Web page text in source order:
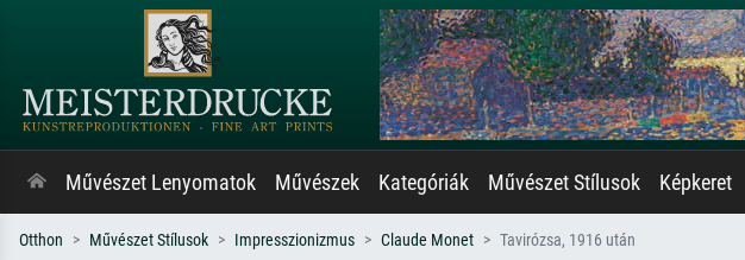
Művészet Lenyomatok Művészek Kategóriák Művészet Stílusok Képkeret
Otthon Művészet Stílusok Impresszionizmus Claude Monet Tavirózsa, 1916 után